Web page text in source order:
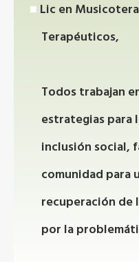
Lic en
Terapéuticos,
Todos trabajan
estrategias para
inclusión social,
comunidad para
recuperación de
por la